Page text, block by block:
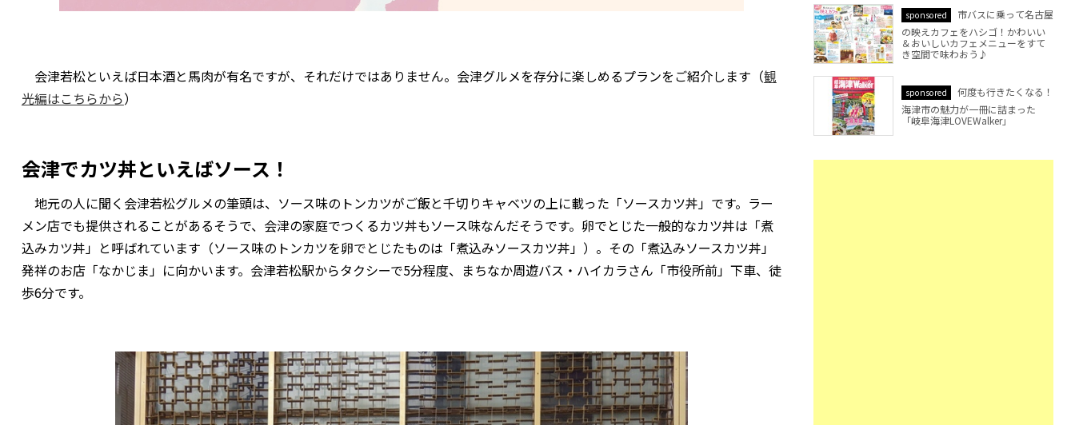
会津若松といえば日本酒と馬肉が有名ですが、それだけではありません。会津グルメを存分に楽しめるプランをご紹介します（観
光編はこちらから）
会津でカツ丼といえばソース！
地元の人に聞く会津若松グルメの筆頭は、ソース味のトンカツがご飯と千切りキャベツの上に載った「ソースカツ丼」です。ラー
メン店でも提供されることがあるそうで、会津の家庭でつくるカツ丼もソース味なんだそうです。卵でとじた一般的なカツ丼は「煮
込みカツ丼」と呼ばれています（ソース味のトンカツを卵でとじたものは「煮込みソースカツ丼」）。その「煮込みソースカツ丼」
発祥のお店「なかじま」に向かいます。会津若松駅からタクシーで5分程度、まちなか周遊バス・ハイカラさん「市役所前」下車、徒
歩6分です。
sponsored
市バスに乗って名古屋
の映えカフェをハシゴ！かわいい
＆おいしいカフェメニューをすて
き空間で味わおう♪
sponsored
何度も行きたくなる！
海津市の魅力が一冊に詰まった
「岐阜海津LOVEWalker」